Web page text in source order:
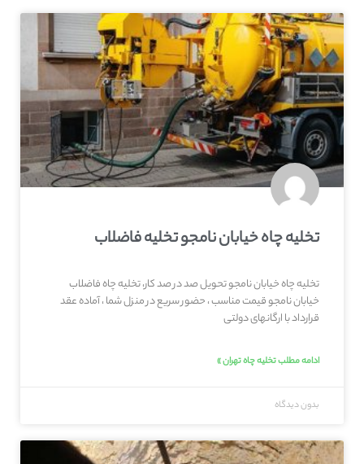
تخلیه چاه خیابان نامجو تخلیه فاضلاب
تخلیه چاه خیابان نامجو تحویل صد در صد کار، تخلیه چاه فاضلاب
خیابان نامجو قیمت مناسب ، حضور سریع در منزل شما ، آماده عقد
قرارداد با ارگانهای دولتی
ادامه مطلب تخلیه چاه تهران »
بدون دیدگاه